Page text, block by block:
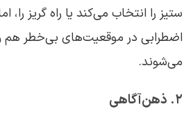
ستیز را انتخاب می‌کند یا راه گریز را،
اضطرابی در موقعیت‌های بی‌خطر هم
می‌شوند.
۲. ذهن‌آگاهی